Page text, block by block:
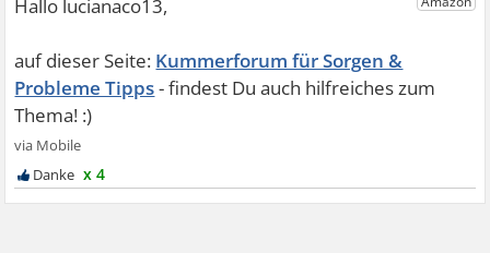
Kummerforum für Sorgen &
Probleme Tipps
x 4